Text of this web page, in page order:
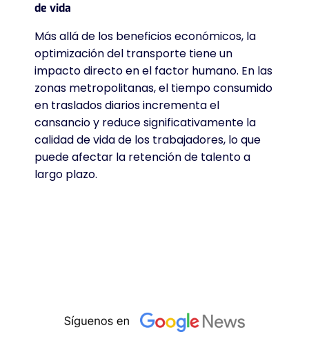
de vida
Más allá de los beneficios económicos, la
optimización del transporte tiene un
impacto directo en el factor humano. En las
zonas metropolitanas, el tiempo consumido
en traslados diarios incrementa el
cansancio y reduce significativamente la
calidad de vida de los trabajadores, lo que
puede afectar la retención de talento a
largo plazo.